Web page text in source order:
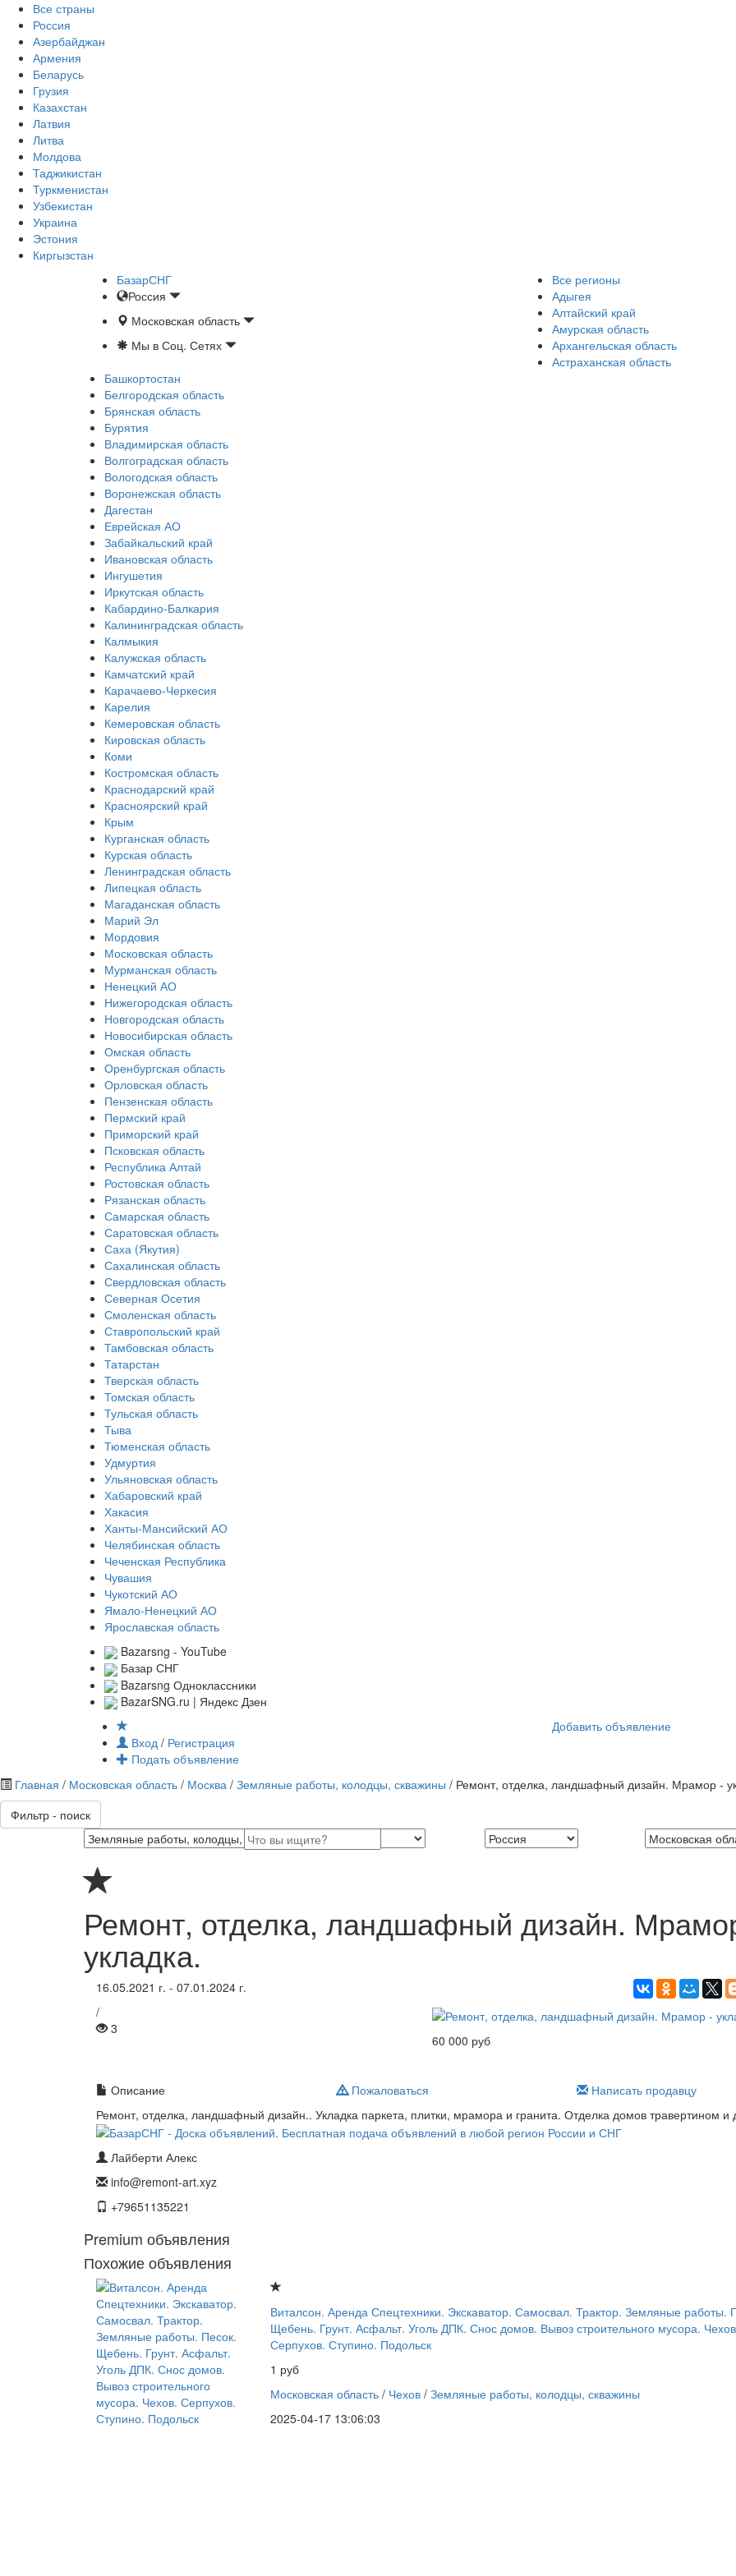
Все страны
Россия
Азербайджан
Армения
Беларусь
Грузия
Казахстан
Латвия
Литва
Молдова
Таджикистан
Туркменистан
Узбекистан
Украина
Эстония
Киргызстан
БазарСНГ
Россия
Московская область
Мы в Соц. Сетях
Все регионы
Адыгея
Алтайский край
Амурская область
Архангельская область
Астраханская область
Башкортостан
Белгородская область
Брянская область
Бурятия
Владимирская область
Волгоградская область
Вологодская область
Воронежская область
Дагестан
Еврейская АО
Забайкальский край
Ивановская область
Ингушетия
Иркутская область
Кабардино-Балкария
Калининградская область
Калмыкия
Калужская область
Камчатский край
Карачаево-Черкесия
Карелия
Кемеровская область
Кировская область
Коми
Костромская область
Краснодарский край
Красноярский край
Крым
Курганская область
Курская область
Ленинградская область
Липецкая область
Магаданская область
Марий Эл
Мордовия
Московская область
Мурманская область
Ненецкий АО
Нижегородская область
Новгородская область
Новосибирская область
Омская область
Оренбургская область
Орловская область
Пензенская область
Пермский край
Приморский край
Псковская область
Республика Алтай
Ростовская область
Рязанская область
Самарская область
Саратовская область
Саха (Якутия)
Сахалинская область
Свердловская область
Северная Осетия
Смоленская область
Ставропольский край
Тамбовская область
Татарстан
Тверская область
Томская область
Тульская область
Тыва
Тюменская область
Удмуртия
Ульяновская область
Хабаровский край
Хакасия
Ханты-Мансийский АО
Челябинская область
Чеченская Республика
Чувашия
Чукотский АО
Ямало-Ненецкий АО
Ярославская область
Bazarsng - YouTube
Базар СНГ
Bazarsng Одноклассники
BazarSNG.ru | Яндекс Дзен
Вход / Регистрация
Подать объявление
Добавить объявление
Главная / Московская область / Москва / Земляные работы, колодцы, скважины / Ремонт, отделка, ландшафный дизайн. Мрамор -
Фильтр - поиск
Ремонт, отделка, ландшафный дизайн.
укладка.
16.05.2021 г. - 07.01.2024 г.
/
3
60 000 руб
Описание Пожаловаться Написать продавцу
Ремонт, отделка, ландшафный дизайн.. Укладка паркета, плитки, мрамора и гранита. Отделка домов травертином
Лайберти Алекс
info@remont-art.xyz
+79651135221
Premium объявления
Похожие объявления
Виталсон. Аренда Спецтехники. Экскаватор. Самосвал. Трактор. Земляные работы.
Щебень. Грунт. Асфальт. Уголь ДПК. Снос домов. Вывоз строительного мусора.
Серпухов. Ступино. Подольск
1 руб
Московская область/ Чехов/ Земляные работы, колодцы, скважины
2025-04-17 13:06:03